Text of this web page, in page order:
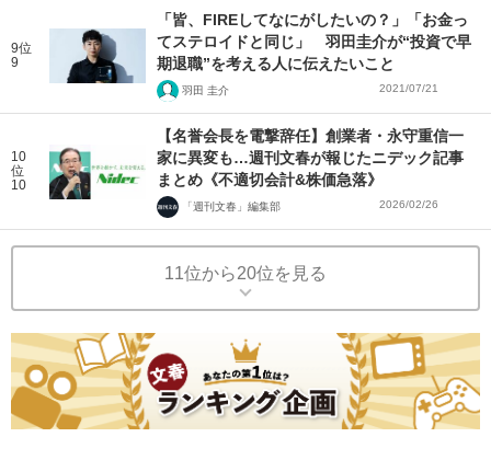
9位
9
「皆、FIREしてなにがしたいの？」「お金っ
てステロイドと同じ」 羽田圭介が“投資で早
期退職”を考える人に伝えたいこと
羽田 圭介 2021/07/21
10
位
10
【名誉会長を電撃辞任】創業者・永守重信一
家に異変も…週刊文春が報じたニデック記事
まとめ《不適切会計&株価急落》
「週刊文春」編集部 2026/02/26
11位から20位を見る